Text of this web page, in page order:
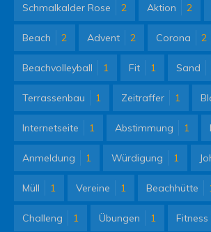
Schmalkalder Rose 2 Aktion 2
Beach 2 Advent 2 Corona 2
Beachvolleyball 1 Fit 1 Sand
Terrassenbau 1 Zeitraffer 1
Internetseite 1 Abstimmung 1
Anmeldung 1 Würdigung 1
Müll 1 Vereine 1 Beachhütte
Challeng 1 Übungen 1 Fitness